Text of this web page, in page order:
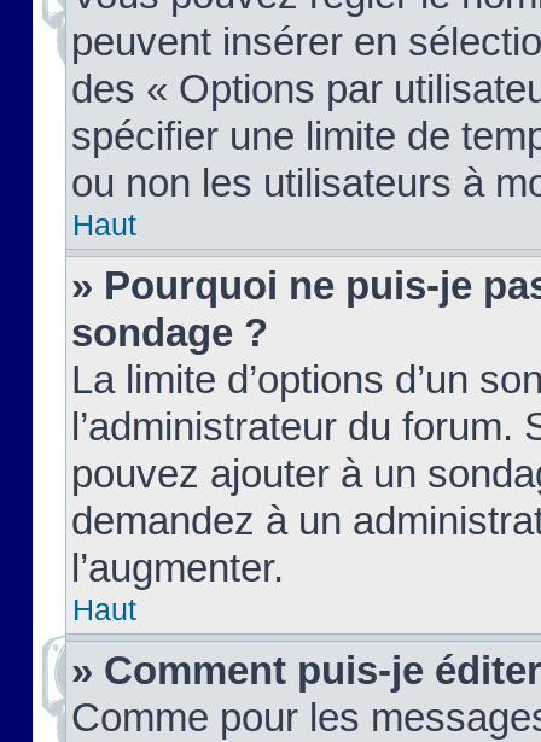
peuvent insérer en
des « Options par
spécifier une limite de
ou non les utilisateurs à
Haut
» Pourquoi ne puis-je
sondage ?
La limite d’options d’un
l’administrateur du forum.
pouvez ajouter à un
demandez à un
l’augmenter.
Haut
» Comment puis-je
Comme pour les